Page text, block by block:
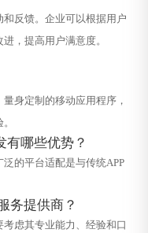
反馈。企业可以根据用户
，提高用户满意度。
身定制的移动应用程序，
有哪些优势？
的平台适配是与传统APP
务提供商？
虑其专业能力、经验和口